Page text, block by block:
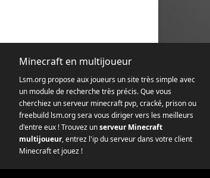
Minecraft en multijoueur
Lsm.org propose aux joueurs un site très simple avec
un module de recherche très précis. Que vous
cherchiez un serveur minecraft pvp, cracké, prison ou
freebuild lsm.org sera vous diriger vers les meilleurs
d'entre eux ! Trouvez unserveur Minecraft
multijoueur, entrez l'ip du serveur dans votre client
Minecraft et jouez !